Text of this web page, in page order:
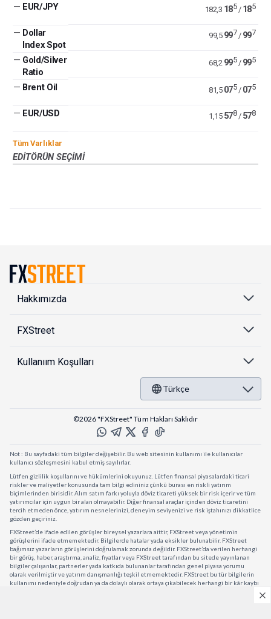
— EUR/JPY 182,3 185/ 185
— Dollar
Index Spot
99,5 997 / 997
— Gold/Silver
Ratio
68,2 995/ 995
— Brent Oil 81,5 075/ 075
— EUR/USD 1,15 578/ 578
Tüm Varlıklar
EDITÖRÜN SEÇIMI
Hakkımızda
FXStreet
Kullanıım Koşulları
Türkçe
©2026 "FXStreet" Tüm Hakları Saklıdır
Not : Bu sayfadaki tüm bilgiler değişebilir. Bu web sitesinin kullanımı ile kullanıcılar
kullanıcı sözleşmesini kabul etmiş sayılırlar.
Lütfen gizlilik koşullarını ve hükümlerini okuyunuz. Lütfen finansal piyasalardaki ticari
riskler ve maliyetler konusunda tam bilgi edininiz çünkü burası en riskli yatırım
biçimlerinden birisidir. Alım satım farkı yoluyla döviz ticareti yüksek bir risk içerir ve tüm
yatırımcılar için uygun bir alan olmayabilir. Diğer finansal araçlar içinden döviz ticaretini
tercih etmeden önce, yatırım nesnelerinizi, deneyim seviyenizi ve risk iştahınızı dikkatlice
gözden geçiriniz.
FXStreet’de ifade edilen görüşler bireysel yazarlara aittir, FXStreet veya yönetimin
görüşlerini ifade etmemektedir. Bilgilerde hatalar yada eksikler bulunabilir. FXStreet
bağımsız yazarların görüşlerini doğrulamak zorunda değildir. FXStreet’da verilen herhangi
bir görüş, haber, araştırma, analiz, fiyatlar veya FXStreet tarafından bu sitede yayınlanan
bilgiler çalışanlar, partnerler yada katkıda bulunanlar tarafından genel piyasa yorumu
olarak verilmiştir ve yatırım danışmanlığı teşkil etmemektedir. FXStreet bu tür bilgilerin
kullanımı nedeniyle doğrudan ya da dolaylı olarak ortaya çıkabilecek herhangi bir kâr kaybı